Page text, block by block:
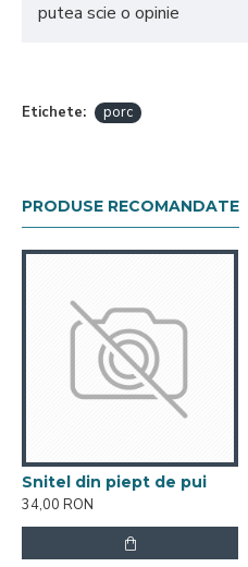
putea scie o opinie
Etichete: porc
PRODUSE RECOMANDATE
Snitel din piept de pui
34,00 RON